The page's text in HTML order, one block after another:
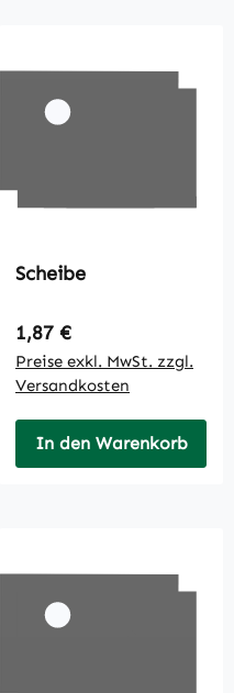
Scheibe
Regulärer Preis:
1,87 €
Preise exkl. MwSt. zzgl.
Versandkosten
In den Warenkorb